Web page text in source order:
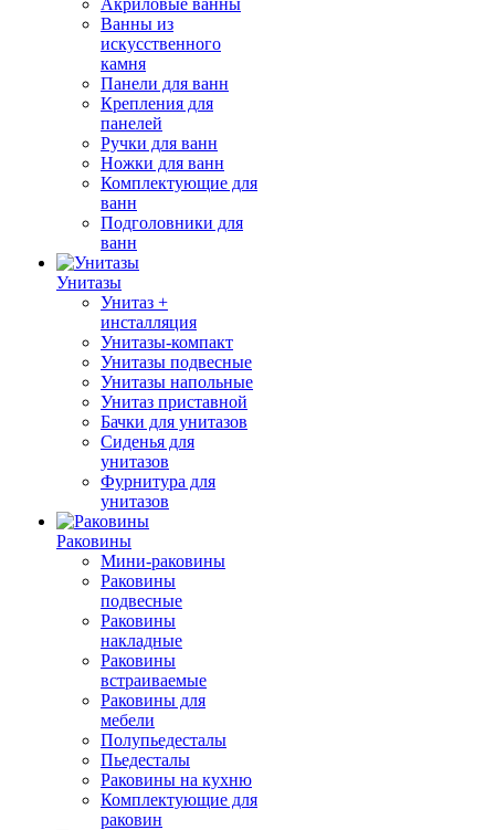
Акриловые ванны
Ванны из
искусственного
камня
Панели для ванн
Крепления для
панелей
Ручки для ванн
Ножки для ванн
Комплектующие для
ванн
Подголовники для
ванн
Унитазы
Унитаз +
инсталляция
Унитазы-компакт
Унитазы подвесные
Унитазы напольные
Унитаз приставной
Бачки для унитазов
Сиденья для
унитазов
Фурнитура для
унитазов
Раковины
Мини-раковины
Раковины
подвесные
Раковины
накладные
Раковины
встраиваемые
Раковины для
мебели
Полупьедесталы
Пьедесталы
Раковины на кухню
Комплектующие для
раковин